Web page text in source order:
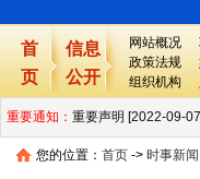
首
页
信息
公开
网站概况
政策法规
组织机构
重要通知： 重要声明 [2022-09-
国职网重要提醒及声
您的位置： 首页 -> 时事新闻